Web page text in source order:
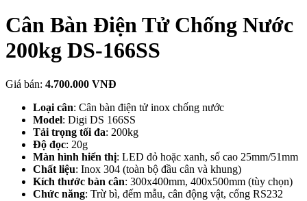
Cân Bàn Điện Tử Chống Nước
200kg DS-166SS
Giá bán: 4.700.000 VNĐ
Loại cân: Cân bàn điện tử inox chống nước
Model: Digi DS 166SS
Tải trọng tối đa: 200kg
Độ đọc: 20g
Màn hình hiển thị: LED đỏ hoặc xanh, số cao 25mm/51mm
Chất liệu: Inox 304 (toàn bộ đầu cân và khung)
Kích thước bàn cân: 300x400mm, 400x500mm (tùy chọn)
Chức năng: Trừ bì, đếm mẫu, cân động vật, cổng RS232